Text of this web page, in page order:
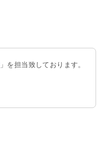
」を担当致しております。